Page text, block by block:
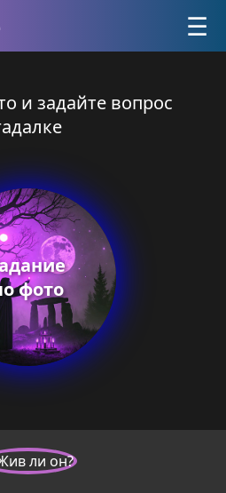
☰
и задайте вопрос
фото